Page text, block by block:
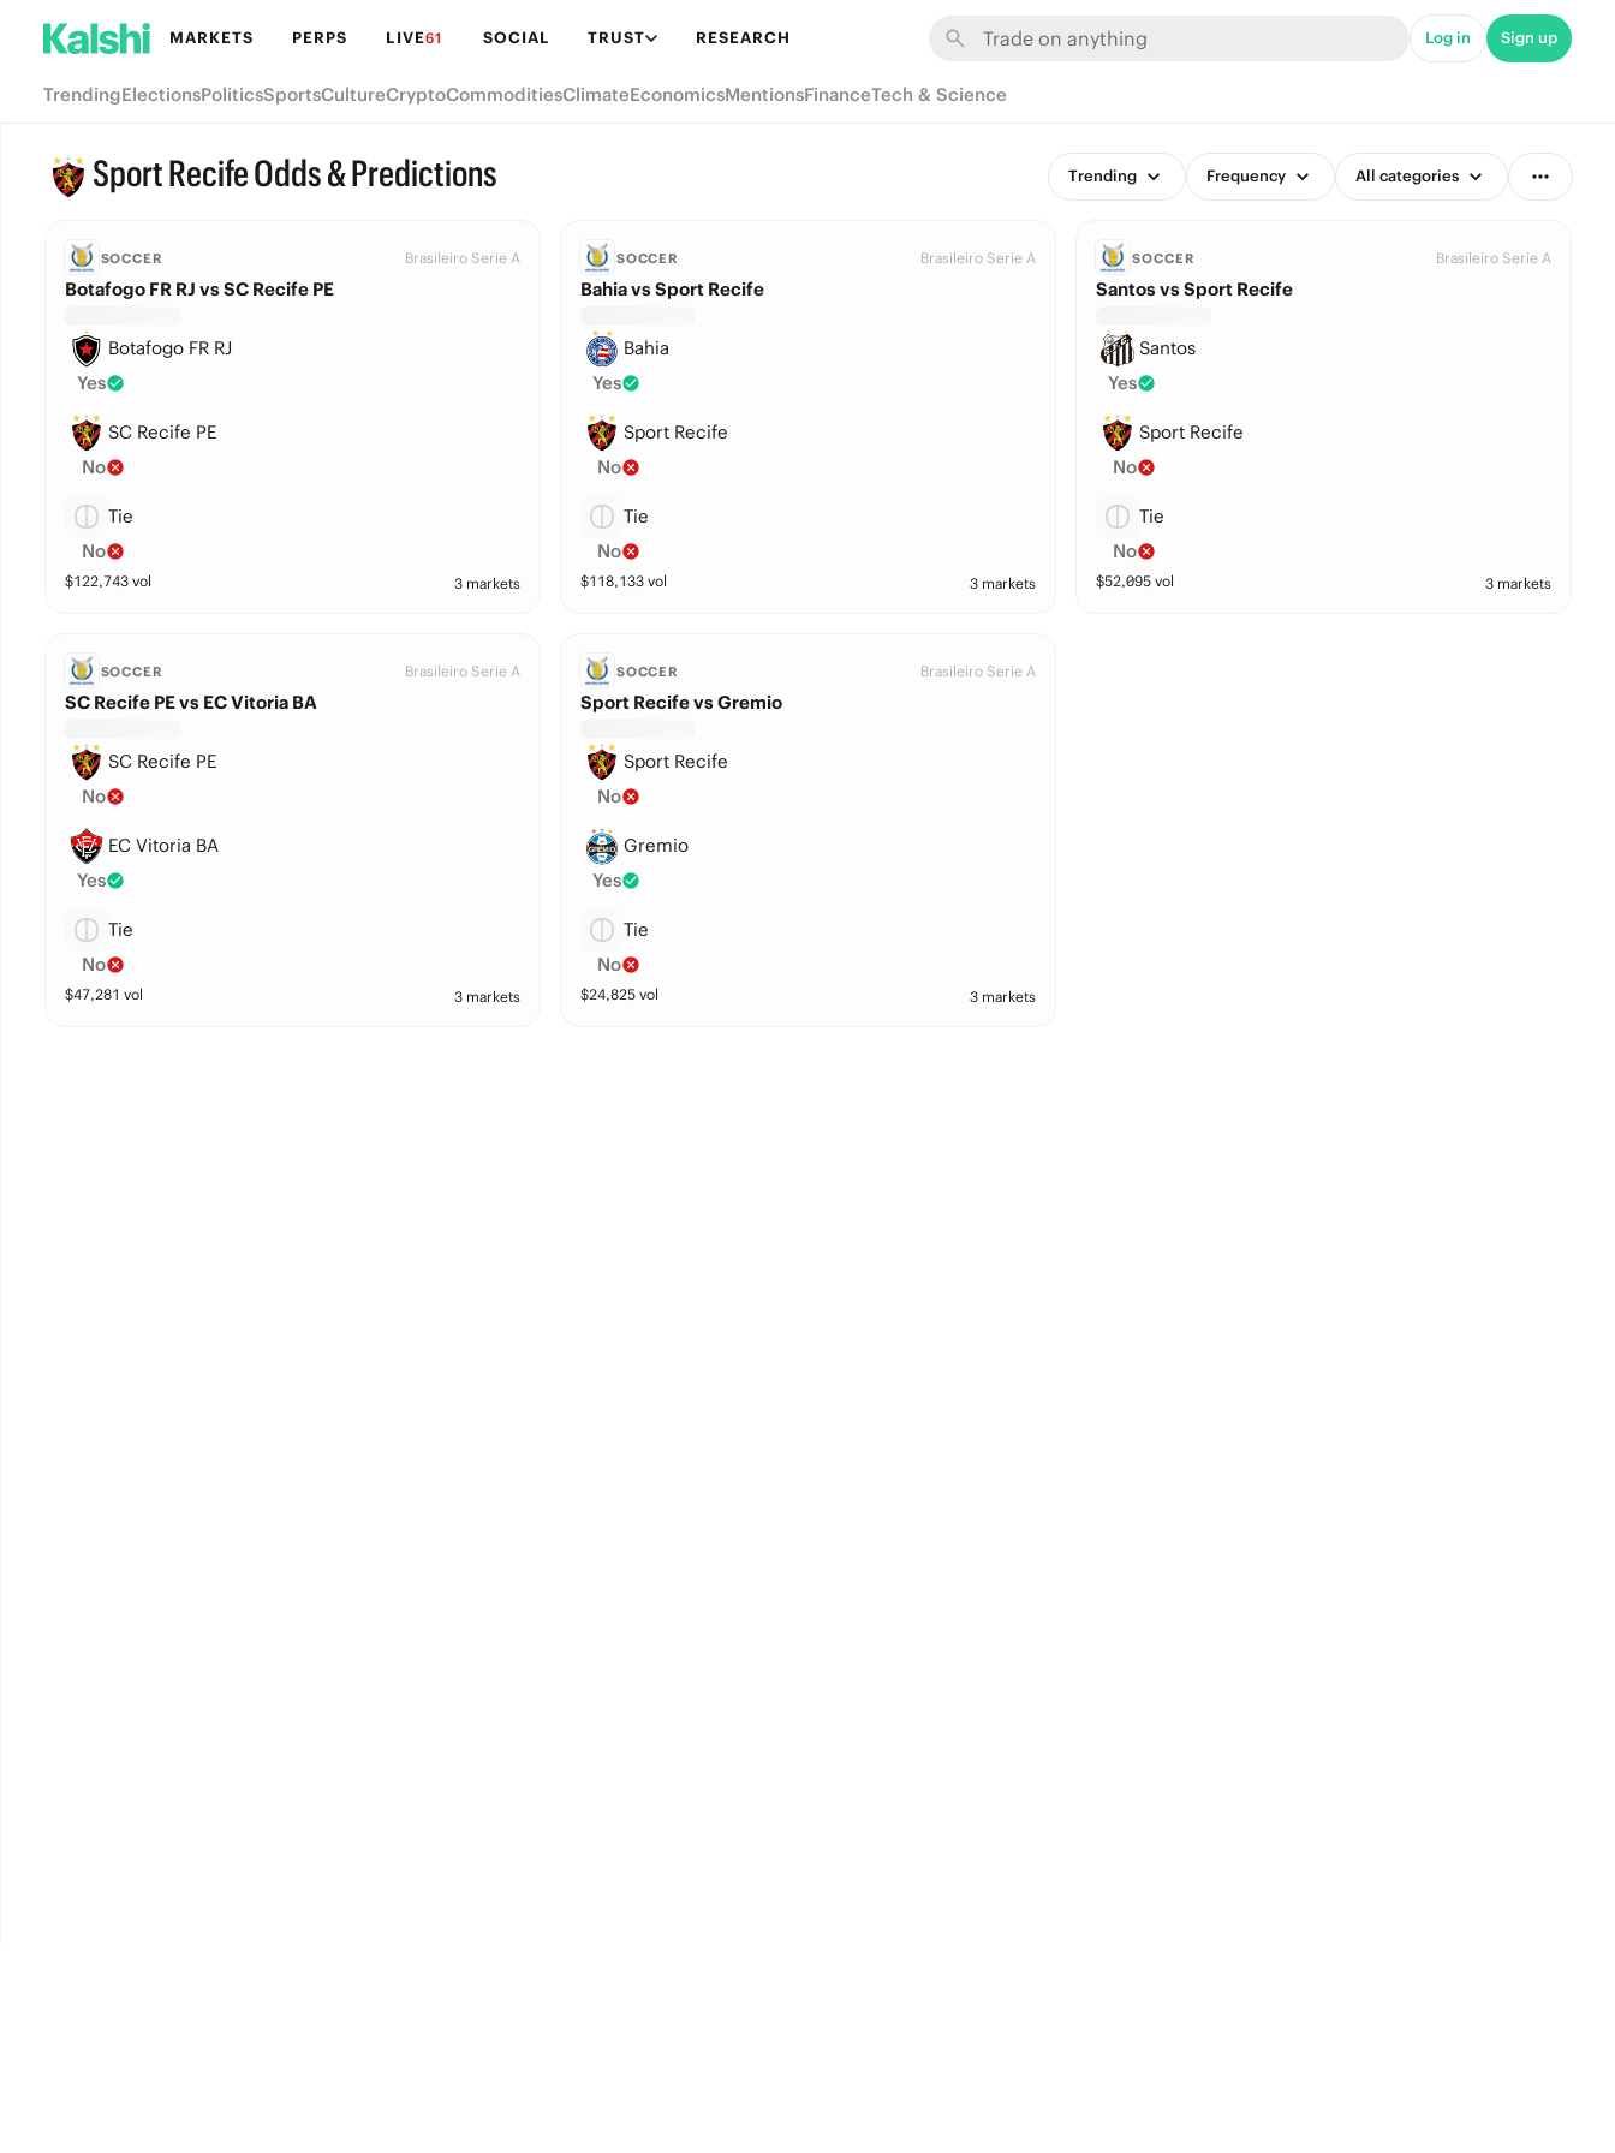
MARKETS PERPS LIVE61 SOCIAL TRUST RESEARCH Log in Sign up
TrendingElectionsPoliticsSportsCultureCryptoCommoditiesClimateEconomicsMentionsFinanceTech & Science
Sport Recife Odds & Predictions Trending Frequency All categories
SOCCER Brasileiro Serie A
Botafogo FR RJ vs SC Recife PE
Botafogo FR RJ
Yes
SC Recife PE
No
Tie
No
$122,743vol 3 markets
SOCCER Brasileiro Serie A
Bahia vs Sport Recife
Bahia
Yes
Sport Recife
No
Tie
No
$118,133vol 3 markets
SOCCER Brasileiro Serie A
Santos vs Sport Recife
Santos
Yes
Sport Recife
No
Tie
No
$52,095 vol 3 markets
SOCCER Brasileiro Serie A
SC Recife PE vs EC Vitoria BA
SC Recife PE
No
EC Vitoria BA
Yes
Tie
No
$47,281 vol 3 markets
SOCCER Brasileiro Serie A
Sport Recife vs Gremio
Sport Recife
No
Gremio
Yes
Tie
No
$24,825vol 3 markets